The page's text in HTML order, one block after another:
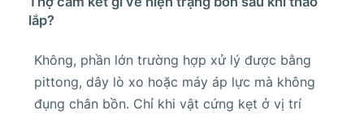
lắp?
Không, phần lớn trường hợp xử lý được bằng
pittong, dây lò xo hoặc máy áp lực mà không
đụng chân bồn. Chỉ khi vật cứng kẹt ở vị trí